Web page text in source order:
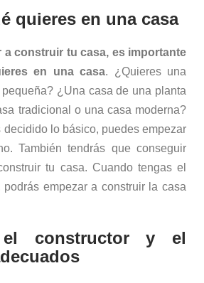
quieres en una casa
a construir tu casa, es importante
en una casa. ¿Quieres una
¿Una casa de una planta
tradicional o una casa moderna?
decidido lo básico, puedes empezar
También tendrás que conseguir
tu casa. Cuando tengas el
empezar a construir la casa
el constructor y el